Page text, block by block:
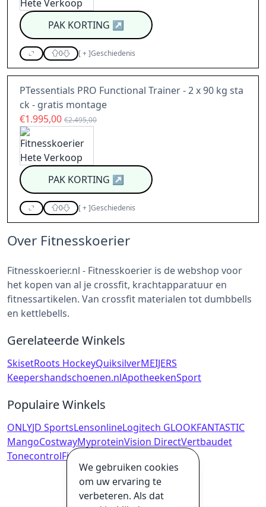
PAK KORTING ↗
0 [+]Geschiedenis
PTessentials PRO Functional Trainer - 2 x 90 kg sta
ck - gratis montage
€1.995,00 €2.495,00
PAK KORTING ↗
0 [+]Geschiedenis
Over Fitnesskoerier
Fitnesskoerier.nl - Fitnesskoerier is de webshop voor
het kopen van al je crossfit, krachtapparatuur en
fitnessartikelen. Van crossfit materialen tot dumbbells
en kettlebells.
Gerelateerde Winkels
SkisetRoots HockeyQuiksilverMEIJERS
Keepershandschoenen.nlApotheekenSport
Populaire Winkels
ONLYJD SportsLensonlineLogitech GLOOKFANTASTIC
MangoCostwayMyproteinVision DirectVertbaudet
TonecontrolFietsweb
We gebruiken cookies
om uw ervaring te
verbeteren. Als dat